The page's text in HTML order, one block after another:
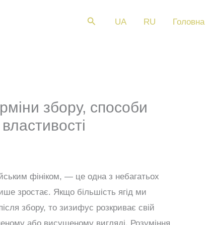
Пошук UA RU Головна
збору, способи
фініком, — це одна з небагатьох
зростає. Якщо більшість ягід ми
збору, то зизифус розкриває свій